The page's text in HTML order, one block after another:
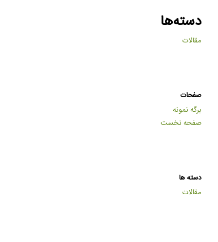
دسته‌ها
مقالات
صفحات
برگه نمونه
صفحه نخست
دسته ها
مقالات